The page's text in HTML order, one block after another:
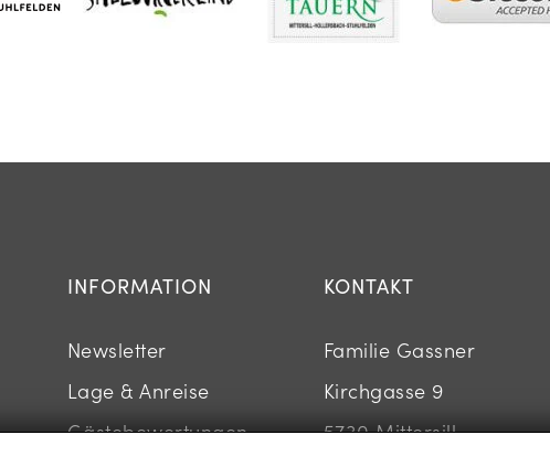
INFORMATION
Newsletter
Lage & Anreise
Gästebewertungen
KONTAKT
Familie Gassner
Kirchgasse 9
5730 Mittersill